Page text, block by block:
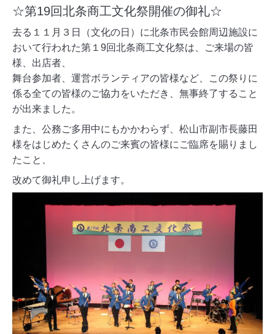
☆第19回北条商工文化祭開催の御礼☆
去る１１月３日（文化の日）に北条市民会館周辺施設に
おいて行われた第１9回北条商工文化祭は、ご来場の皆
様、出店者、
舞台参加者、運営ボランティアの皆様など、この祭りに
係る全ての皆様のご協力をいただき、無事終了すること
が出来ました。
また、公務ご多用中にもかかわらず、松山市副市長藤田
様をはじめたくさんのご来賓の皆様にご臨席を賜りまし
たこと、
改めて御礼申し上げます。